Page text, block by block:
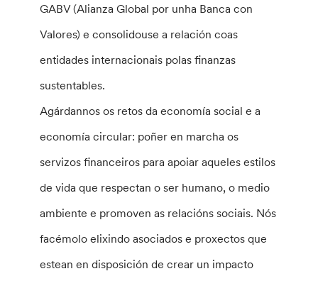
GABV (Alianza Global por unha Banca con
Valores) e consolidouse a relación coas
entidades internacionais polas finanzas
sustentables.
Agárdannos os retos da economía social e a
economía circular: poñer en marcha os
servizos financeiros para apoiar aqueles estilos
de vida que respectan o ser humano, o medio
ambiente e promoven as relacións sociais. Nós
facémolo elixindo asociados e proxectos que
estean en disposición de crear un impacto